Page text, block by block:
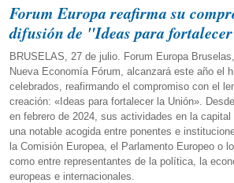
Forum Europa reafirma su
difusión de "Ideas para
BRUSELAS, 27 de julio. Forum Europa
Nueva Economía Fórum, alcanzará este año el
celebrados, reafirmando el compromiso con el
creación: «Ideas para fortalecer la Unión».
en febrero de 2024, sus actividades en la
una notable acogida entre ponentes e
la Comisión Europea, el Parlamento Europeo o
como entre representantes de la política, la
europeas e internacionales.